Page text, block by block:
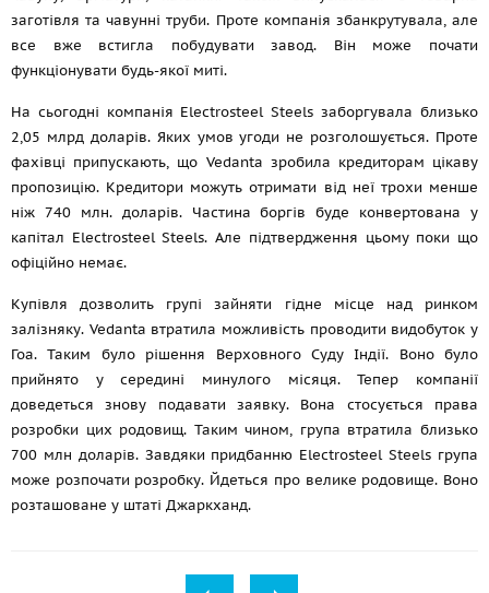
заготівля та чавунні труби. Проте компанія збанкрутувала, але
все вже встигла побудувати завод. Він може почати
функціонувати будь-якої миті.
На сьогодні компанія Electrosteel Steels заборгувала близько
2,05 млрд доларів. Яких умов угоди не розголошується. Проте
фахівці припускають, що Vedanta зробила кредиторам цікаву
пропозицію. Кредитори можуть отримати від неї трохи менше
ніж 740 млн. доларів. Частина боргів буде конвертована у
капітал Electrosteel Steels. Але підтвердження цьому поки що
офіційно немає.
Купівля дозволить групі зайняти гідне місце над ринком
залізняку. Vedanta втратила можливість проводити видобуток у
Гоа. Таким було рішення Верховного Суду Індії. Воно було
прийнято у середині минулого місяця. Тепер компанії
доведеться знову подавати заявку. Вона стосується права
розробки цих родовищ. Таким чином, група втратила близько
700 млн доларів. Завдяки придбанню Electrosteel Steels група
може розпочати розробку. Йдеться про велике родовище. Воно
розташоване у штаті Джаркханд.